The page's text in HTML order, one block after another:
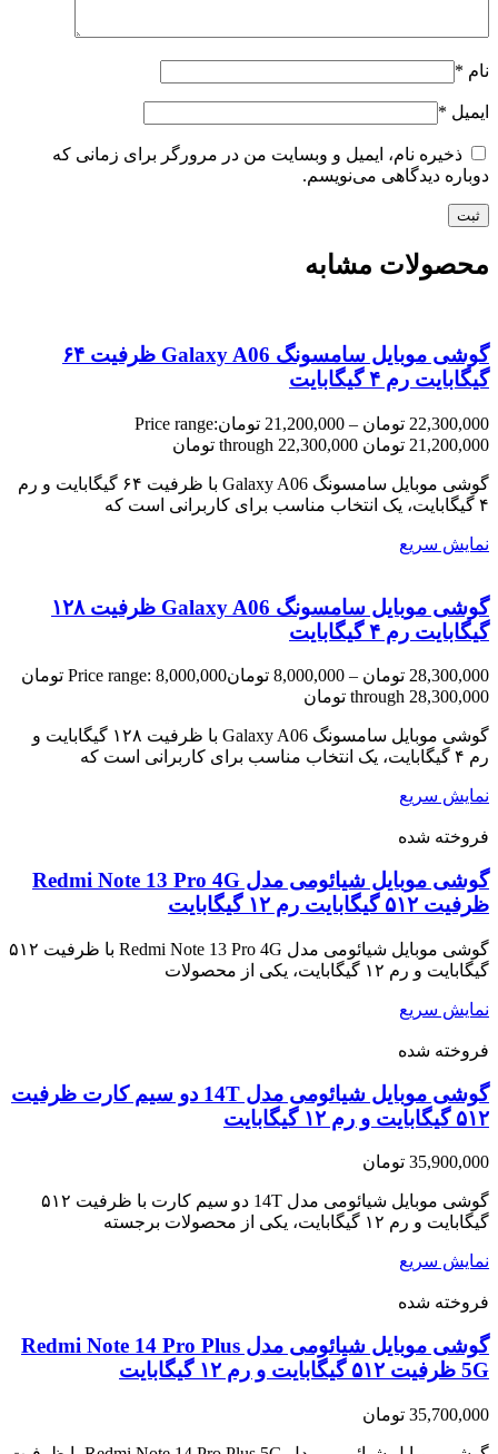
نام *
ایمیل *
ذخیره نام، ایمیل و وبسایت من در مرورگر برای زمانی که
دوباره دیدگاهی می‌نویسم.
محصولات مشابه
گوشی موبایل سامسونگ Galaxy A06 ظرفیت ۶۴
گیگابایت رم ۴ گیگابایت
22,300,000 تومان –
21,200,000 تومانPrice range:
21,200,000 تومان through 22,300,000 تومان
گوشی موبایل سامسونگ Galaxy A06 با ظرفیت ۶۴ گیگابایت و رم
۴ گیگابایت، یک انتخاب مناسب برای کاربرانی است که
نمایش سریع
گوشی موبایل سامسونگ Galaxy A06 ظرفیت ۱۲۸
گیگابایت رم ۴ گیگابایت
28,300,000 تومان –
8,000,000 تومان
Price range: 8,000,000 تومان
through 28,300,000 تومان
گوشی موبایل سامسونگ Galaxy A06 با ظرفیت ۱۲۸ گیگابایت و
رم ۴ گیگابایت، یک انتخاب مناسب برای کاربرانی است که
نمایش سریع
فروخته شده
گوشی موبایل شیائومی مدل Redmi Note 13 Pro 4G
ظرفیت ۵۱۲ گیگابایت رم ۱۲ گیگابایت
گوشی موبایل شیائومی مدل Redmi Note 13 Pro 4G با ظرفیت ۵۱۲
گیگابایت و رم ۱۲ گیگابایت، یکی از محصولات
نمایش سریع
فروخته شده
گوشی موبایل شیائومی مدل 14T دو سیم کارت ظرفیت
۵۱۲ گیگابایت و رم ۱۲ گیگابایت
35,900,000 تومان
گوشی موبایل شیائومی مدل 14T دو سیم کارت با ظرفیت ۵۱۲
گیگابایت و رم ۱۲ گیگابایت، یکی از محصولات برجسته
نمایش سریع
فروخته شده
گوشی موبایل شیائومی مدل Redmi Note 14 Pro Plus
5G ظرفیت ۵۱۲ گیگابایت و رم ۱۲ گیگابایت
35,700,000 تومان